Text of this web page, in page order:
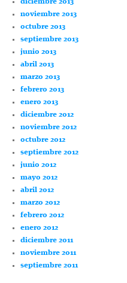
diciembre 2013
noviembre 2013
octubre 2013
septiembre 2013
junio 2013
abril 2013
marzo 2013
febrero 2013
enero 2013
diciembre 2012
noviembre 2012
octubre 2012
septiembre 2012
junio 2012
mayo 2012
abril 2012
marzo 2012
febrero 2012
enero 2012
diciembre 2011
noviembre 2011
septiembre 2011